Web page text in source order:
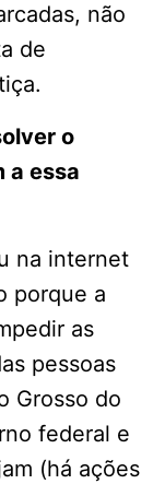
não
de
o
a essa
na internet
porque a
as
pessoas
Grosso do
federal e
(há ações